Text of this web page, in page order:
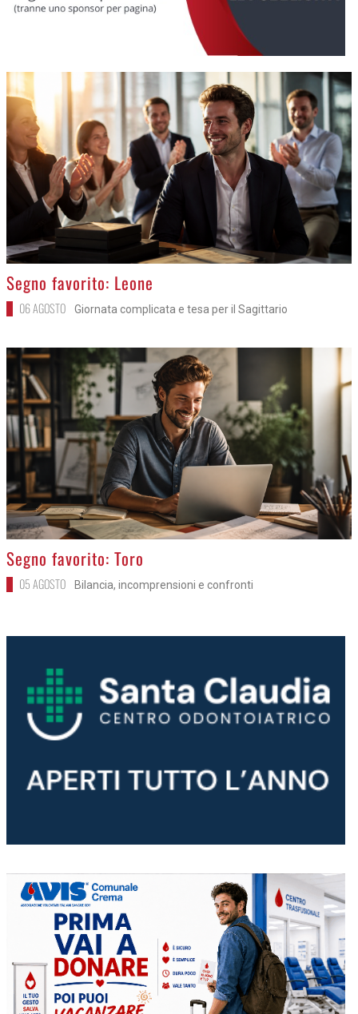
>
Segno favorito: Leone
06 AGOSTO Giornata complicata e tesa per il Sagittario
>
Segno favorito: Toro
05 AGOSTO Bilancia, incomprensioni e confronti